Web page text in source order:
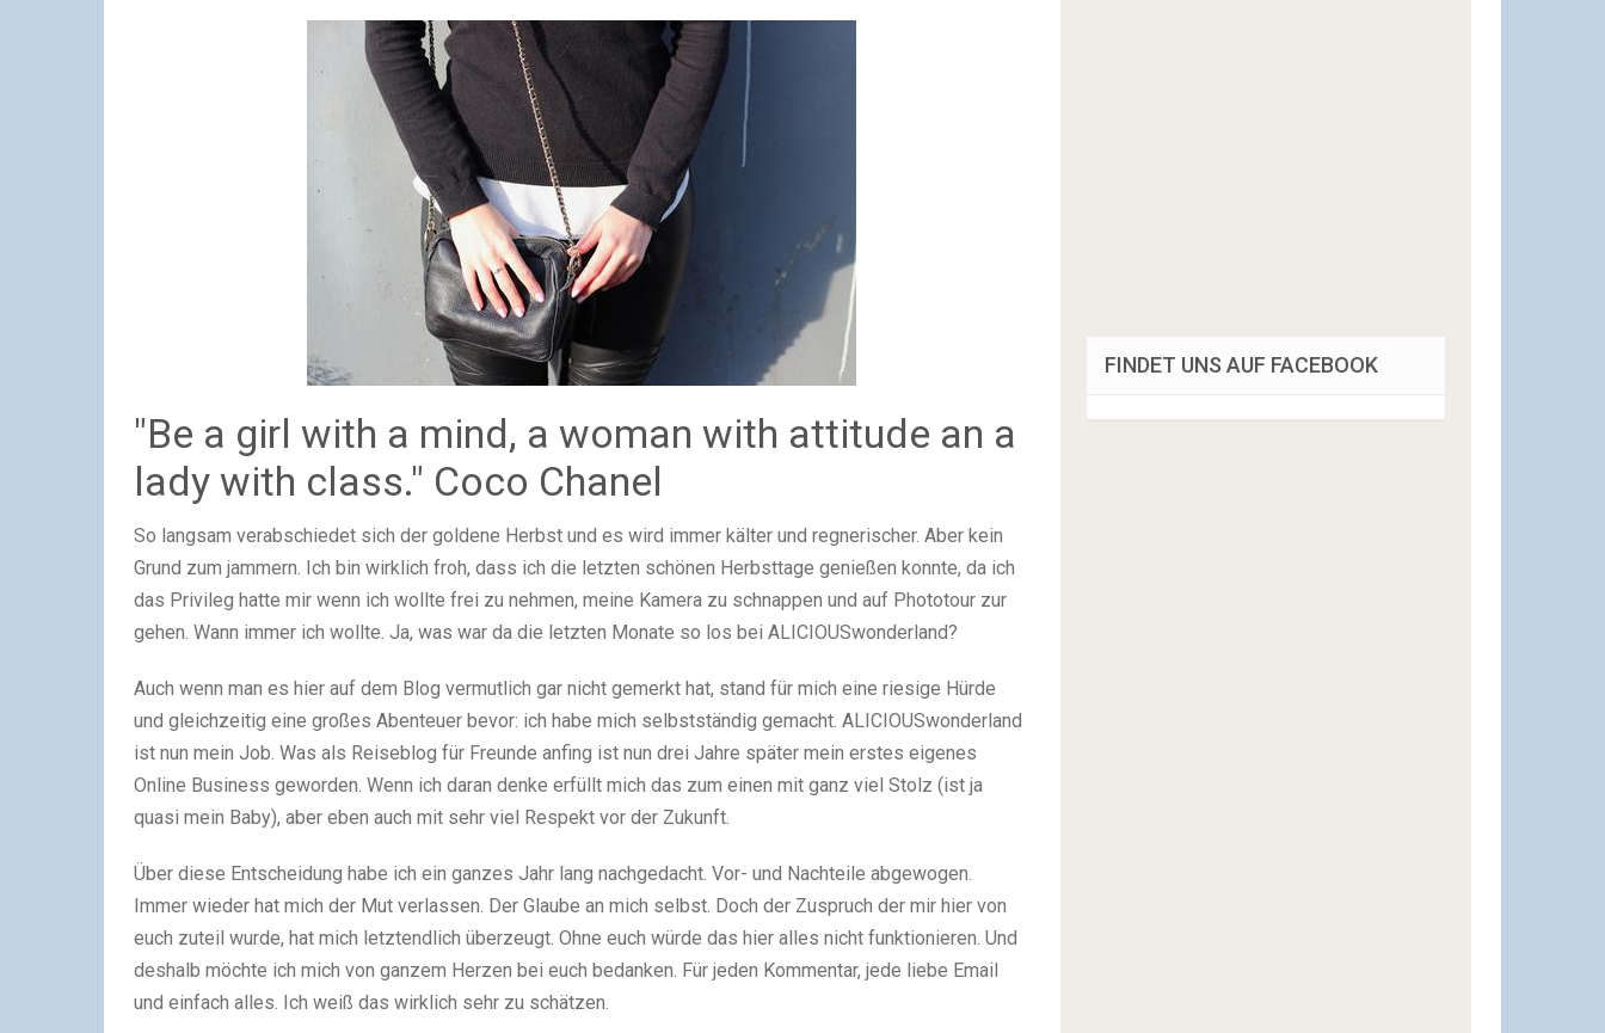
"Be a girl with a mind, a woman with attitude an a
lady with class." Coco Chanel
So langsam verabschiedet sich der goldene Herbst und es wird immer kälter und regnerischer. Aber kein
Grund zum jammern. Ich bin wirklich froh, dass ich die letzten schönen Herbsttage genießen konnte, da ich
das Privileg hatte mir wenn ich wollte frei zu nehmen, meine Kamera zu schnappen und auf Phototour zur
gehen. Wann immer ich wollte. Ja, was war da die letzten Monate so los bei ALICIOUSwonderland?
Auch wenn man es hier auf dem Blog vermutlich gar nicht gemerkt hat, stand für mich eine riesige Hürde
und gleichzeitig eine großes Abenteuer bevor: ich habe mich selbstständig gemacht. ALICIOUSwonderland
ist nun mein Job. Was als Reiseblog für Freunde anfing ist nun drei Jahre später mein erstes eigenes
Online Business geworden. Wenn ich daran denke erfüllt mich das zum einen mit ganz viel Stolz (ist ja
quasi mein Baby), aber eben auch mit sehr viel Respekt vor der Zukunft.
Über diese Entscheidung habe ich ein ganzes Jahr lang nachgedacht. Vor- und Nachteile abgewogen.
Immer wieder hat mich der Mut verlassen. Der Glaube an mich selbst. Doch der Zuspruch der mir hier von
euch zuteil wurde, hat mich letztendlich überzeugt. Ohne euch würde das hier alles nicht funktionieren. Und
deshalb möchte ich mich von ganzem Herzen bei euch bedanken. Für jeden Kommentar, jede liebe Email
und einfach alles. Ich weiß das wirklich sehr zu schätzen.
FINDET UNS AUF FACEBOOK